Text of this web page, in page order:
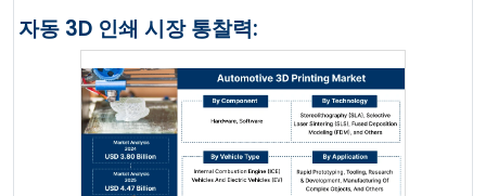
자동 3D 인쇄 시장 통찰력: